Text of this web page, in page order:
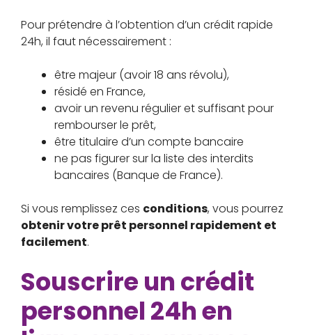
Pour prétendre à l’obtention d’un crédit rapide
24h, il faut nécessairement :
être majeur (avoir 18 ans révolu),
résidé en France,
avoir un revenu régulier et suffisant pour
rembourser le prêt,
être titulaire d’un compte bancaire
ne pas figurer sur la liste des interdits
bancaires (Banque de France).
Si vous remplissez ces conditions, vous pourrez
obtenir votre prêt personnel rapidement et
facilement.
Souscrire un crédit
personnel 24h en